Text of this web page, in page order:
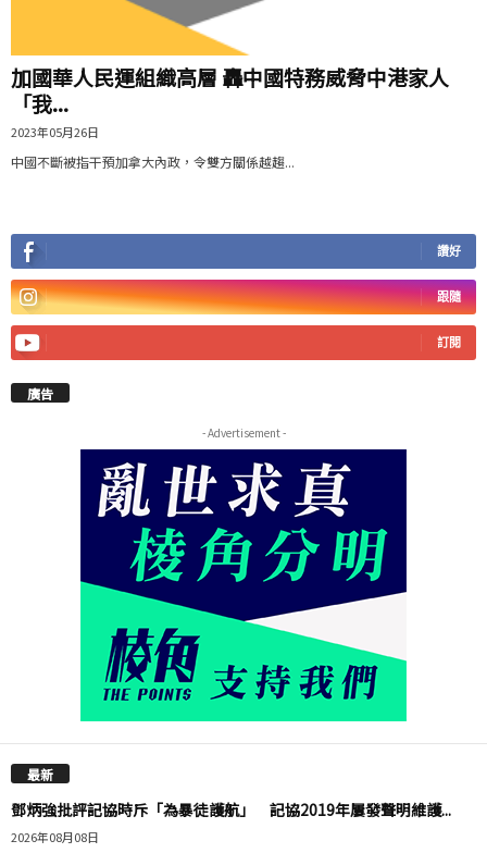
加國華人民運組織高層 轟中國特務威脅中港家人
「我...
2023年05月26日
中國不斷被指干預加拿大內政，令雙方關係越趨...
讚好
跟隨
訂閱
廣告
- Advertisement -
最新
鄧炳強批評記協時斥「為暴徒護航」 記協2019年屢發聲明維護...
2026年08月08日